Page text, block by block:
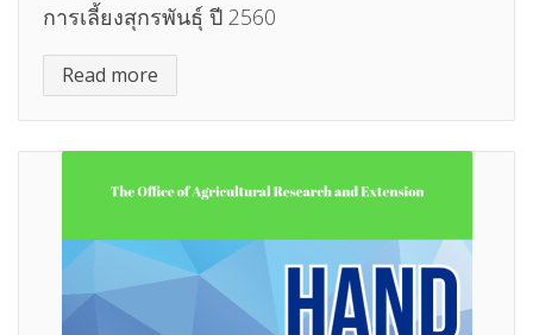
การเลี้ยงสุกรพันธุ์ ปี 2560
Read more